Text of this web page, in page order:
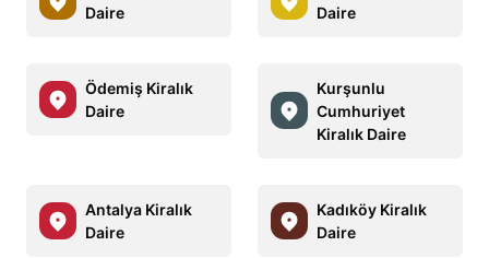
Daire
Daire
Ödemiş Kiralık
Daire
Kurşunlu
Cumhuriyet
Kiralık Daire
Antalya Kiralık
Daire
Kadıköy Kiralık
Daire